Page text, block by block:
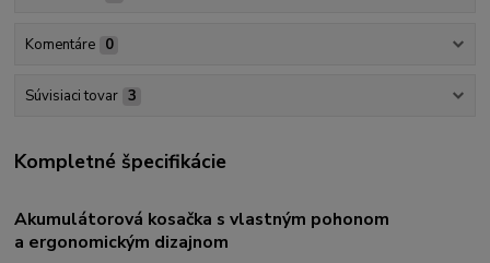
Komentáre 0
Súvisiaci tovar 3
Kompletné špecifikácie
Akumulátorová kosačka s vlastným pohonom
a ergonomickým dizajnom